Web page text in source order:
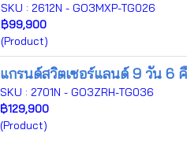
SKU : 2612N - GO3MXP-TG026
฿99,900
(Product)
แกรนด์สวิตเซอร์แลนด์ 9 วัน 6
SKU : 2701N - GO3ZRH-TG036
฿129,900
(Product)